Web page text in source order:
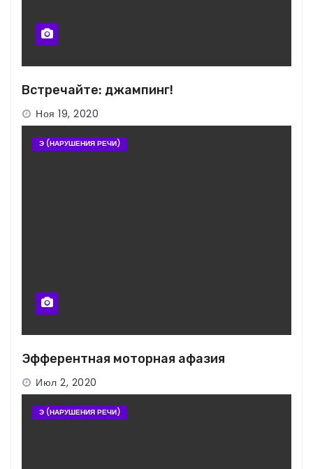
Встречайте: джампинг!
Ноя 19, 2020
Э (НАРУШЕНИЯ РЕЧИ)
Эфферентная моторная афазия
Июл 2, 2020
Э (НАРУШЕНИЯ РЕЧИ)